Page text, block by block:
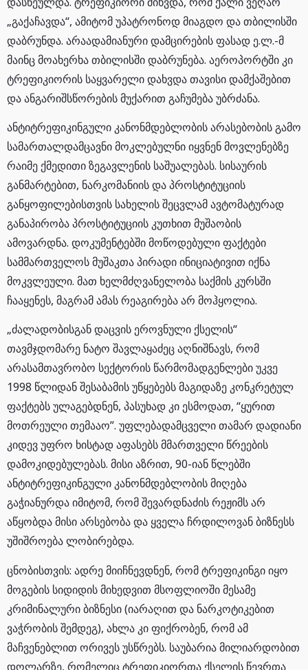
„გაქაჩავდა“, ამიტომ უპატრონოდ მიაგდო და თბილისში
დაბრუნდა. არაადამიანური დამცირების ფასად ე.ლ.-მ
მაინც მოახერხა თბილისში დაბრუნება. აეროპორტში კი
ტრეფიკიორის საყვარელი დახვდა თავისი დამქაშებით
და ანგარიშსწორების მუქარით გაჩუმება უბრძანა.
ანტიტრეფიკინგული კანონმდებლობის არასებობის გამო
სამართალდამცავნი მოკლებულნი იყვნენ მოვლენებზე
რაიმე ქმედითი ზეგავლენის საშუალებას. სისაურის
განმარტებით, ნარკომანიის და პროსტიტუციის
განყოფილებისთვის სახელის შეცვლამ ავტომატურად
განაპირობა პროსტიტუციის კუთხით მუშაობის
ამოვარდნა. დოკუმენტებში მოწოდებული ფაქტები
სამმართველოს მუშაკთა პირადი ინიციატივით იქნა
მოკვლეული. მათ ხელმძღვანელობა საქმის კურსში
ჩააყენეს, მაგრამ ამას რეაგირება არ მოჰყოლია.
„ძალადობისგან დაცვის ეროვნული ქსელის“
თავმჯდომარე ნატო შავლაყაძეც აღნიშნავს, რომ
არასამთავრობო სექტორის წარმომადგენლები უკვე
1998 წლიდან შესაბამის უწყებებს მაგიდაზე კონკრეტულ
ფაქტებს ულაგებდნენ, პასუხად კი ესმოდათ, “ყურით
მოთრეული თემააო”. უფლებადამცველი თამარ დადიანი
კიდევ უფრო ხისტად აფასებს მმართველი წრეების
დამოკიდებულებას. მისი აზრით, 90-იან წლებში
ანტიტრეფიკინგული კანონმდებლობის მიღება
გაჭიანურდა იმიტომ, რომ შევარდნაძის რეჟიმს არ
აწყობდა მისი არსებობა და ყველა ჩრდილოვან ბიზნესს
უშიშროება ლობირებდა.
ცნობისთვის: ადრე მიიჩნევდნენ, რომ ტრეფიკინგი იყო
მოგების სიდიდის მიხედვით მსოფლიოში მესამე
კრიმინალური ბიზნესი (იარაღით და ნარკოტიკებით
ვაჭრობის შემდეგ), ახლა კი ფიქრობენ, რომ ამ
მაჩვენებლით ორივეს უსწრებს. საუბარია მილიარდობით
დოლარზე, რომელიც ტრეფიკიორთა ქსელის წევრთა